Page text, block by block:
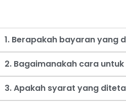
1. Berapakah bayaran yang
2. Bagaimanakah cara
3. Apakah syarat yang